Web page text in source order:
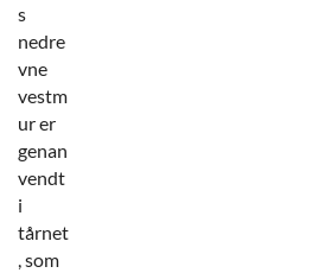
s
nedre
vne
vestm
ur er
genan
vendt
i
tårnet
, som